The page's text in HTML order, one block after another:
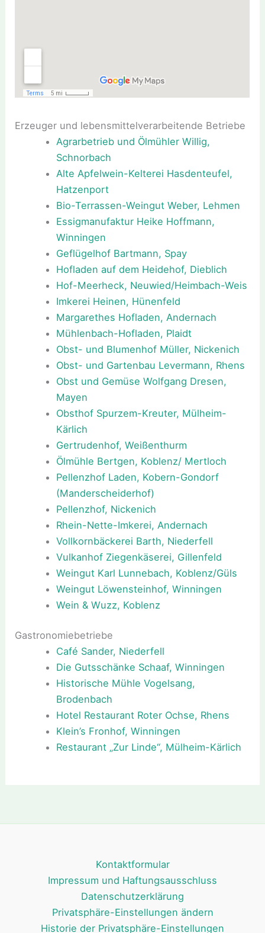
Erzeuger und lebensmittelverarbeitende Betriebe
Agrarbetrieb und Ölmühler Willig,
Schnorbach
Alte Apfelwein-Kelterei Hasdenteufel,
Hatzenport
Bio-Terrassen-Weingut Weber, Lehmen
Essigmanufaktur Heike Hoffmann,
Winningen
Geflügelhof Bartmann, Spay
Hofladen auf dem Heidehof, Dieblich
Hof-Meerheck, Neuwied/Heimbach-Weis
Imkerei Heinen, Hünenfeld
Margarethes Hofladen, Andernach
Mühlenbach-Hofladen, Plaidt
Obst- und Blumenhof Müller, Nickenich
Obst- und Gartenbau Levermann, Rhens
Obst und Gemüse Wolfgang Dresen,
Mayen
Obsthof Spurzem-Kreuter, Mülheim-
Kärlich
Gertrudenhof, Weißenthurm
Ölmühle Bertgen, Koblenz/ Mertloch
Pellenzhof Laden, Kobern-Gondorf
(Manderscheiderhof)
Pellenzhof, Nickenich
Rhein-Nette-Imkerei, Andernach
Vollkornbäckerei Barth, Niederfell
Vulkanhof Ziegenkäserei, Gillenfeld
Weingut Karl Lunnebach, Koblenz/Güls
Weingut Löwensteinhof, Winningen
Wein & Wuzz, Koblenz
Gastronomiebetriebe
Café Sander, Niederfell
Die Gutsschänke Schaaf, Winningen
Historische Mühle Vogelsang,
Brodenbach
Hotel Restaurant Roter Ochse, Rhens
Klein’s Fronhof, Winningen
Restaurant „Zur Linde“, Mülheim-Kärlich
Kontaktformular
Impressum und Haftungsausschluss
Datenschutzerklärung
Privatsphäre-Einstellungen ändern
Historie der Privatsphäre-Einstellungen